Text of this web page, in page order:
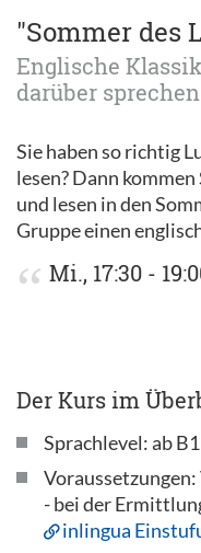
"Sommer des
Englische
darüber sprechen
Sie haben so richtig
lesen? Dann
und lesen in den
Gruppe einen
Mi., 17:30 -
Der Kurs im
Sprachlevel: ab B1
- bei der
inlingua